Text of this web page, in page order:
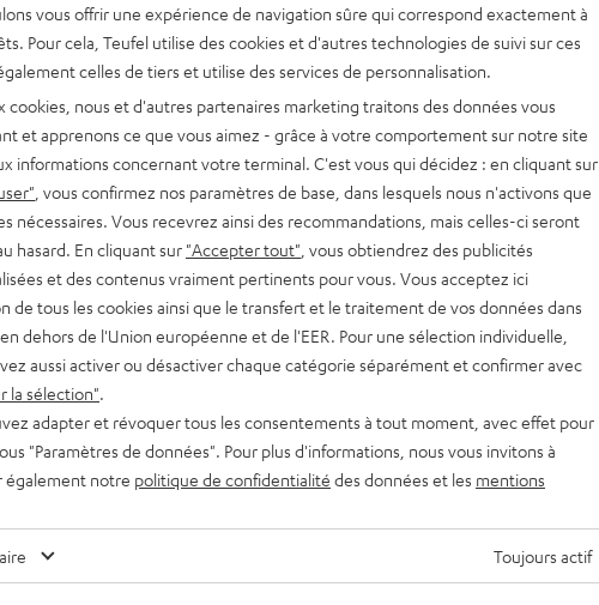
comme les autres : ultra
Sortez votre
survoltée.
ultra puissante pour
de 300 mm et un
constante. Son stéréo
ponctuelle.
très large et
à des aigus d'une
batterie haute
profonde,
vous offrir une expérience de navigation sûre qui correspond exactement à
Pour cela, Teufel utilise des cookies et d'autres technologies de suivi sur ces
celles de tiers et utilise des services de personnalisation.
cookies, nous et d'autres partenaires marketing traitons des données vous
et apprenons ce que vous aimez - grâce à votre comportement sur notre site
informations concernant votre terminal. C'est vous qui décidez : en cliquant sur
, vous confirmez nos paramètres de base, dans lesquels nous n'activons que
nécessaires. Vous recevrez ainsi des recommandations, mais celles-ci seront
hasard. En cliquant sur "Accepter tout" , vous obtiendrez des publicités
et des contenus vraiment pertinents pour vous. Vous acceptez ici
de tous les cookies ainsi que le transfert et le traitement de vos données dans
dehors de l'Union européenne et de l'EER. Pour une sélection individuelle,
aussi activer ou désactiver chaque catégorie séparément et confirmer avec
la sélection"
adapter et révoquer tous les consentements à tout moment, avec effet pour
"Paramètres de données". Pour plus d'informations, nous vous invitons à
également notre politique de confidentialité des données et les mentions
Toujours actif